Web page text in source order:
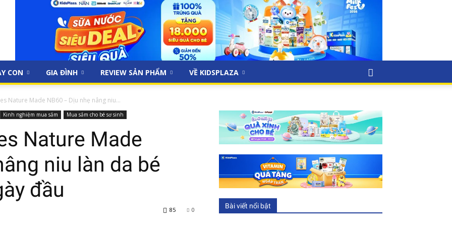
CON GIA ĐÌNH REVIEW SẢN PHẨM VỀ KIDSPLAZA
Nature Made NB60 – Dịu nhẹ nâng niu...
Kinh nghiệm mua sắm Mua sắm cho bé sơ sinh
Nature Made
niu làn da bé
đầu
0
85 Bài viết nổi bật